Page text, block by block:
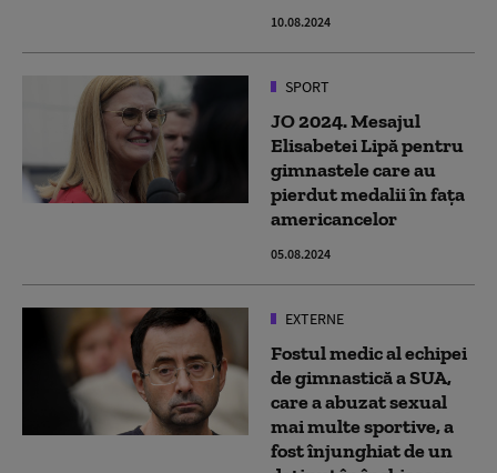
10.08.2024
SPORT
JO 2024. Mesajul
Elisabetei Lipă pentru
gimnastele care au
pierdut medalii în fața
americancelor
05.08.2024
EXTERNE
Fostul medic al echipei
de gimnastică a SUA,
care a abuzat sexual
mai multe sportive, a
fost înjunghiat de un